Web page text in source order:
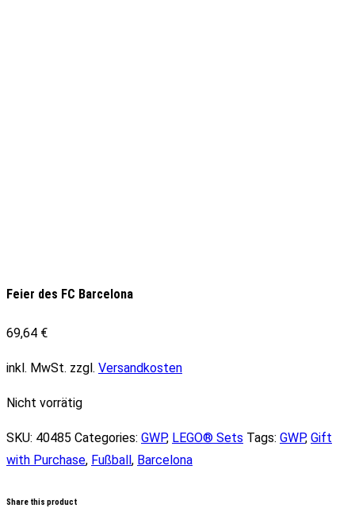
Feier des FC Barcelona
69,64 €
inkl. MwSt. zzgl. Versandkosten
Nicht vorrätig
SKU: 40485 Categories: GWP, LEGO® Sets Tags: GWP, Gift
with Purchase, Fußball, Barcelona
Share this product